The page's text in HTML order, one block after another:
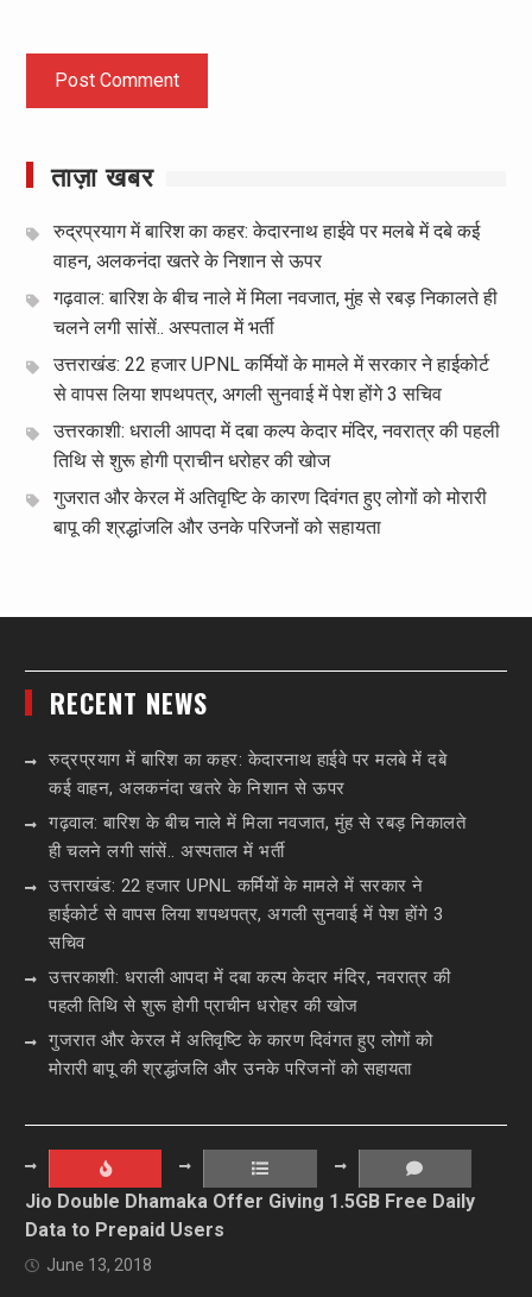
ताज़ा खबर
रुद्रप्रयाग में बारिश का कहर: केदारनाथ हाईवे पर मलबे में दबे कई
वाहन, अलकनंदा खतरे के निशान से ऊपर
गढ़वाल: बारिश के बीच नाले में मिला नवजात, मुंह से रबड़ निकालते ही
चलने लगी सांसें.. अस्पताल में भर्ती
उत्तराखंड: 22 हजार UPNL कर्मियों के मामले में सरकार ने हाईकोर्ट
से वापस लिया शपथपत्र, अगली सुनवाई में पेश होंगे 3 सचिव
उत्तरकाशी: धराली आपदा में दबा कल्प केदार मंदिर, नवरात्र की पहली
तिथि से शुरू होगी प्राचीन धरोहर की खोज
गुजरात और केरल में अतिवृष्टि के कारण दिवंगत हुए लोगों को मोरारी
बापू की श्रद्धांजलि और उनके परिजनों को सहायता
RECENT NEWS
रुद्रप्रयाग में बारिश का कहर: केदारनाथ हाईवे पर मलबे में दबे
कई वाहन, अलकनंदा खतरे के निशान से ऊपर
गढ़वाल: बारिश के बीच नाले में मिला नवजात, मुंह से रबड़ निकालते
ही चलने लगी सांसें.. अस्पताल में भर्ती
उत्तराखंड: 22 हजार UPNL कर्मियों के मामले में सरकार ने
हाईकोर्ट से वापस लिया शपथपत्र, अगली सुनवाई में पेश होंगे 3
सचिव
उत्तरकाशी: धराली आपदा में दबा कल्प केदार मंदिर, नवरात्र की
पहली तिथि से शुरू होगी प्राचीन धरोहर की खोज
गुजरात और केरल में अतिवृष्टि के कारण दिवंगत हुए लोगों को
मोरारी बापू की श्रद्धांजलि और उनके परिजनों को सहायता
Jio Double Dhamaka Offer Giving 1.5GB Free Daily
Data to Prepaid Users
June 13, 2018